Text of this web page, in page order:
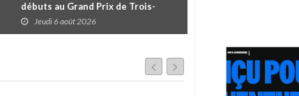
débuts au Grand Prix de Trois-
Rivières avec un format inspiré de
Daytona
Jeudi 6 août 2026